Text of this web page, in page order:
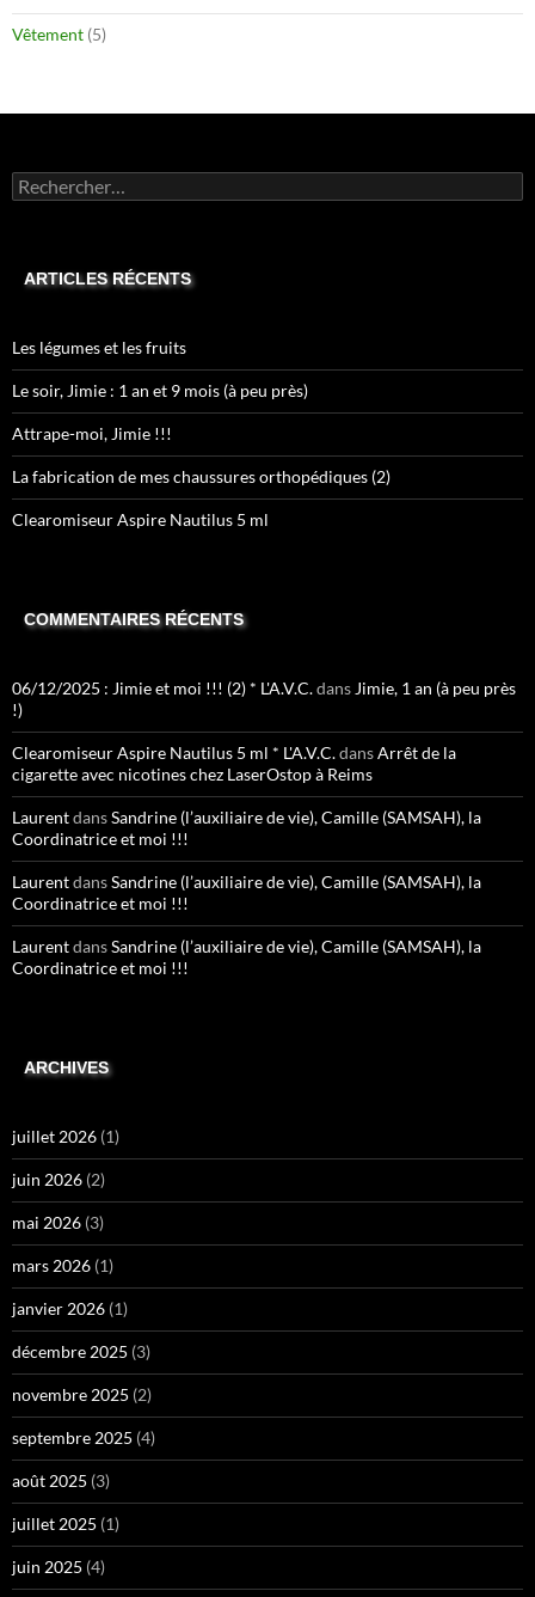
Vêtement (5)
Rechercher :
ARTICLES RÉCENTS
Les légumes et les fruits
Le soir, Jimie : 1 an et 9 mois (à peu près)
Attrape-moi, Jimie !!!
La fabrication de mes chaussures orthopédiques (2)
Clearomiseur Aspire Nautilus 5 ml
COMMENTAIRES RÉCENTS
06/12/2025 : Jimie et moi !!! (2) * L'A.V.C.dans Jimie, 1 an (à peu près
!)
Clearomiseur Aspire Nautilus 5 ml * L'A.V.C.dansArrêt de la
cigarette avec nicotines chez LaserOstop à Reims
LaurentdansSandrine (l’auxiliaire de vie), Camille (SAMSAH), la
Coordinatrice et moi !!!
LaurentdansSandrine (l’auxiliaire de vie), Camille (SAMSAH), la
Coordinatrice et moi !!!
LaurentdansSandrine (l’auxiliaire de vie), Camille (SAMSAH), la
Coordinatrice et moi !!!
ARCHIVES
juillet 2026 (1)
juin 2026 (2)
mai 2026 (3)
mars 2026 (1)
janvier 2026 (1)
décembre 2025 (3)
novembre 2025 (2)
septembre 2025 (4)
août 2025 (3)
juillet 2025 (1)
juin 2025 (4)